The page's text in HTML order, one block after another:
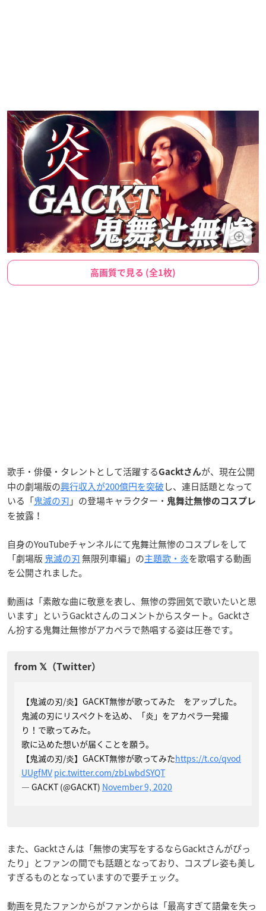
高画質で見る (全1枚)
歌手・俳優・タレントとして活躍するGacktさんが、現在公開
中の劇場版の興行収入が200億円を突破し、連日話題となって
いる「鬼滅の刃 」の登場キャラクター・ 鬼舞辻無惨のコスプレ
を披露！
自身のYouTubeチャンネルにて鬼舞辻無惨のコスプレをして
「劇場版 鬼滅の刃無限列車編」の主題歌・炎を歌唱する動画
を公開されました。
動画は「素敵な曲に敬意を表し、無惨の雰囲気で歌いたいと思
います」というGacktさんのコメントからスタート。Gacktさ
ん扮する鬼舞辻無惨がアカペラで熱唱する姿は圧巻です。
【鬼滅の刃/炎】GACKT無惨が歌ってみた をアップした。
鬼滅の刃にリスペクトを込め、「炎」をアカペラ一発撮
り！で歌ってみた。
歌に込めた想いが届くことを願う。
【鬼滅の刃/炎】GACKT無惨が歌ってみたhttps://t.co/qvod
UUgfMV pic.twitter.com/zbLwbdSYQT
— GACKT (@GACKT) November 9, 2020
また、Gacktさんは「無惨の実写をするならGacktさんがぴっ
たり」とファンの間でも話題となっており、コスプレ姿も美し
すぎるものとなっていますので要チェック。
動画を見たファンからがファンからは「最高すぎて語彙を失っ